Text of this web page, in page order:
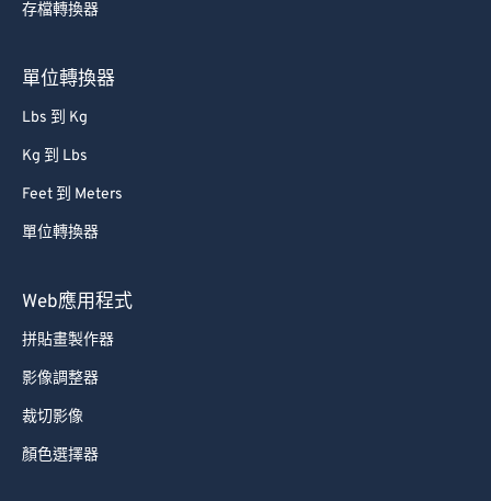
存檔轉換器
單位轉換器
Lbs 到 Kg
Kg 到 Lbs
Feet 到 Meters
單位轉換器
Web應用程式
拼貼畫製作器
影像調整器
裁切影像
顏色選擇器